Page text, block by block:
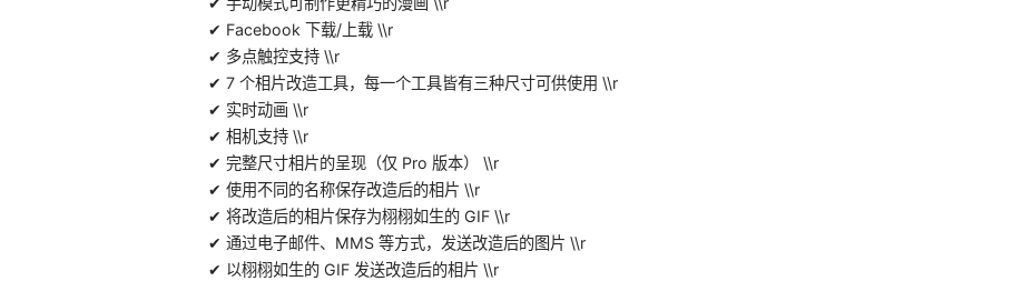
✔ Facebook 下载/上载 \\r
✔ 多点触控支持 \\r
✔ 7 个相片改造工具，每一个工具皆有三种尺寸可供使用 \\r
✔ 实时动画 \\r
✔ 相机支持 \\r
✔ 完整尺寸相片的呈现（仅 Pro 版本） \\r
✔ 使用不同的名称保存改造后的相片 \\r
✔ 将改造后的相片保存为栩栩如生的 GIF \\r
✔ 通过电子邮件、MMS 等方式，发送改造后的图片 \\r
✔ 以栩栩如生的 GIF 发送改造后的相片 \\r